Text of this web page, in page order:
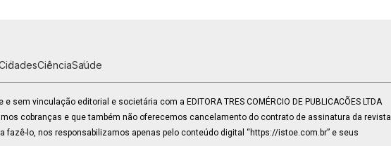
CiênciaSaúde
sem vinculação editorial e societária com a EDITORA TRES COMÉRCIO DE PUBLICACÕES LTDA
cobranças e que também não oferecemos cancelamento do contrato de assinatura da revista
fazê-lo, nos responsabilizamos apenas pelo conteúdo digital “https://istoe.com.br” e seus